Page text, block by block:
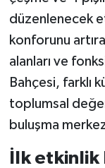
düzenlenecek
konforunu
alanları ve
Bahçesi, farklı
toplumsal
buluşma
İlk